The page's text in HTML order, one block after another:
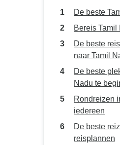
De beste
Bereis
De beste
naar Tamil
De beste
Nadu te
Rondreizen
iedereen
De beste
reisplannen